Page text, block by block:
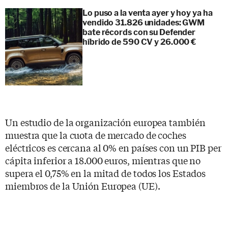
Lo puso a la venta ayer y hoy ya ha
vendido 31.826 unidades: GWM
bate récords con su Defender
híbrido de 590 CV y 26.000 €
Un estudio de la organización europea también
muestra que la cuota de mercado de coches
eléctricos es cercana al 0% en países con un PIB per
cápita inferior a 18.000 euros, mientras que no
supera el 0,75% en la mitad de todos los Estados
miembros de la Unión Europea (UE).